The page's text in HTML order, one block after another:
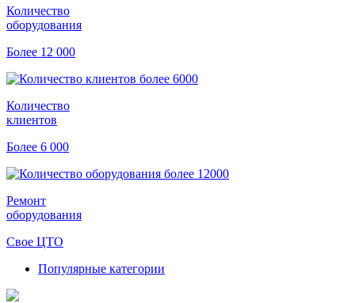
Количество
оборудования
Более 12 000
Количество
клиентов
Более 6 000
Ремонт
оборудования
Свое ЦТО
Популярные категории